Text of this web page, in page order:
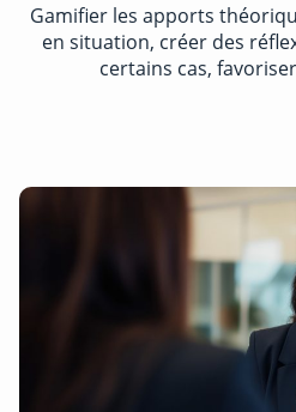
Gamifier les apports
en situation, créer des
certains cas,